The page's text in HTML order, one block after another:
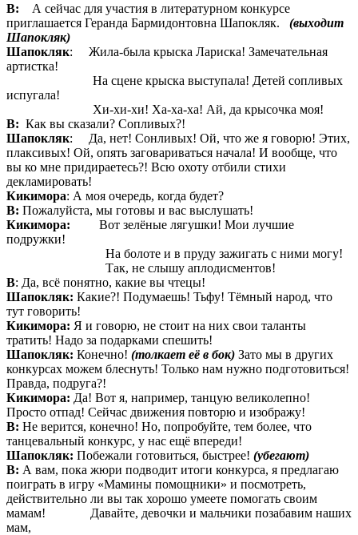
В: А сейчас для участия в литературном конкурсе
приглашается Геранда Бармидонтовна Шапокляк. (выходит
Шапокляк)
Шапокляк: Жила-была крыска Лариска! Замечательная
артистка!
На сцене крыска выступала! Детей сопливых
испугала!
Хи-хи-хи! Ха-ха-ха! Ай, да крысочка моя!
В: Как вы сказали? Сопливых?!
Шапокляк: Да, нет! Сонливых! Ой, что же я говорю! Этих,
плаксивых! Ой, опять заговариваться начала! И вообще, что
вы ко мне придираетесь?! Всю охоту отбили стихи
декламировать!
Кикимора: А моя очередь, когда будет?
В: Пожалуйста, мы готовы и вас выслушать!
Кикимора: Вот зелёные лягушки! Мои лучшие
подружки!
На болоте и в пруду зажигать с ними могу!
Так, не слышу аплодисментов!
В: Да, всё понятно, какие вы чтецы!
Шапокляк: Какие?! Подумаешь! Тьфу! Тёмный народ, что
тут говорить!
Кикимора: Я и говорю, не стоит на них свои таланты
тратить! Надо за подарками спешить!
Шапокляк: Конечно! (толкает её в бок) Зато мы в других
конкурсах можем блеснуть! Только нам нужно подготовиться!
Правда, подруга?!
Кикимора: Да! Вот я, например, танцую великолепно!
Просто отпад! Сейчас движения повторю и изображу!
В: Не верится, конечно! Но, попробуйте, тем более, что
танцевальный конкурс, у нас ещё впереди!
Шапокляк: Побежали готовиться, быстрее! (убегают)
В: А вам, пока жюри подводит итоги конкурса, я предлагаю
поиграть в игру «Мамины помощники» и посмотреть,
действительно ли вы так хорошо умеете помогать своим
мамам! Давайте, девочки и мальчики позабавим наших
мам,